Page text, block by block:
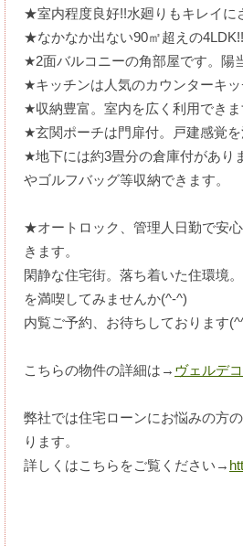
★室内程度良好!!水廻りもキレイに
★なかなか出ない90㎡超えの
★2面バルコニーの角部屋です。陽
★キッチンは人気のカウンターキッ
★収納豊富。室内を広く利用できま
★玄関ポーチは門扉付。戸建感覚
★地下には約3畳分の倉庫付があり
やゴルフバッグ等収納できます。
★オートロック、管理人日勤で安
きます。
閑静な住宅街。落ち着いた住環境
を満喫してみませんか(^-^)
内覧ご予約、お待ちしております
こちらの物件の詳細は→ ヴェルデ
弊社では住宅ローンにお悩みの方
ります。
詳しくはこちらをご覧ください→